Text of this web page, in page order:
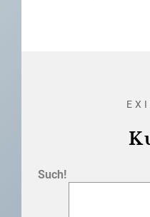
Such!